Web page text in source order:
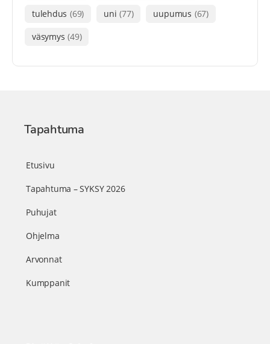
tulehdus (69) uni (77) uupumus (67)
väsymys (49)
Tapahtuma
Etusivu
Tapahtuma – SYKSY 2026
Puhujat
Ohjelma
Arvonnat
Kumppanit